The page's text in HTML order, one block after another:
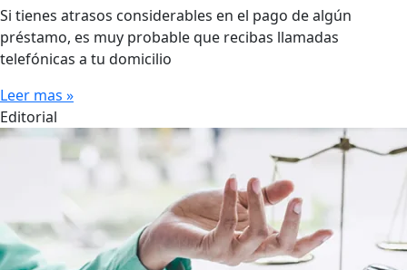
Si tienes atrasos considerables en el pago de algún
préstamo, es muy probable que recibas llamadas
telefónicas a tu domicilio
Leer mas »
Editorial